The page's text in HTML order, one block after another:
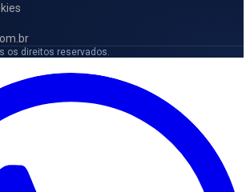
os direitos reservados.